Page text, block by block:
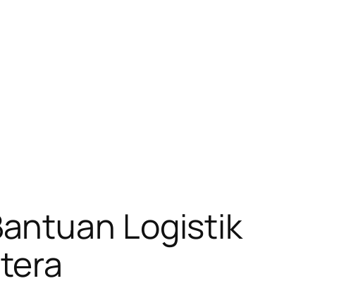
Logistik